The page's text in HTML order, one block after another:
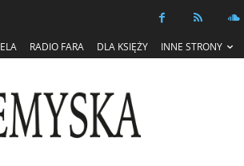
RADIO FARA DLA KSIĘŻY INNE STRONY